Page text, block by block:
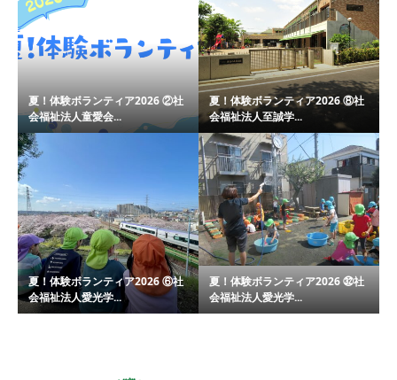
夏！体験ボランティア2026 ②社
会福祉法人童愛会...
夏！体験ボランティア2026 ⑧社
会福祉法人至誠学...
夏！体験ボランティア2026 ⑥社
会福祉法人愛光学...
夏！体験ボランティア2026 ㉜社
会福祉法人愛光学...